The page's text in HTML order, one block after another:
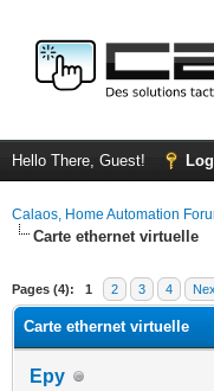
Hello There, Guest!
Calaos, Home Automation
Carte ethernet virtuelle
Pages (4): 1 2 3 4
Carte ethernet virtuelle
Epy